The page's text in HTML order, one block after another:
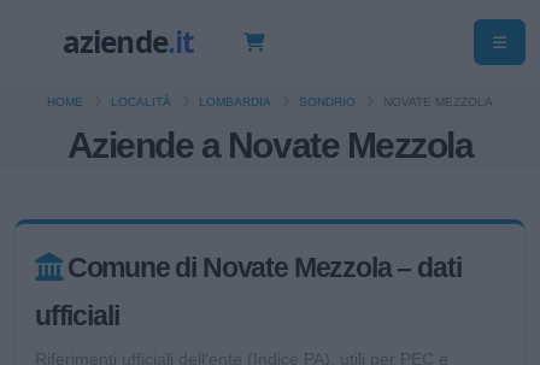
Aziende a Novate Mezzola
HOME LOCALITÀ LOMBARDIA SONDRIO NOVATE MEZZOLA
Comune di Novate Mezzola – dati
ufficiali
Riferimenti ufficiali dell'ente (Indice PA), utili per PEC e